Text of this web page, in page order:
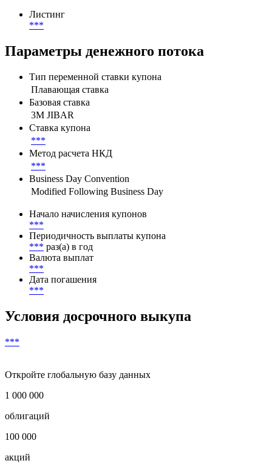
Листинг
***
Параметры денежного потока
Тип переменной ставки купона
Плавающая ставка
Базовая ставка
3M JIBAR
Ставка купона
***
Метод расчета НКД
***
Business Day Convention
Modified Following Business Day
Начало начисления купонов
***
Периодичность выплаты купона
*** раз(а) в год
Валюта выплат
***
Дата погашения
***
Условия досрочного выкупа
***
Откройте глобальную базу данных
1 000 000
облигаций
100 000
акций